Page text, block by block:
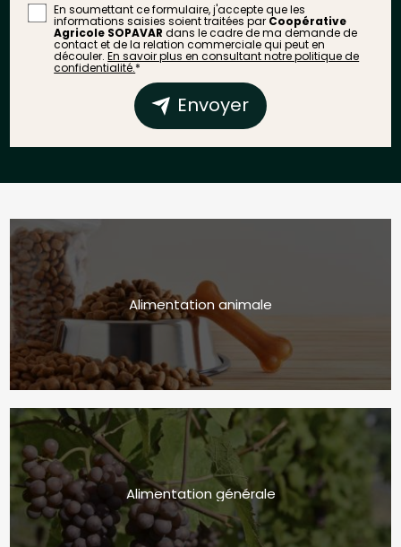
En soumettant ce formulaire, j'accepte que les
informations saisies soient traitées par Coopérative
Agricole SOPAVAR dans le cadre de ma demande de
contact et de la relation commerciale qui peut en
découler.En savoir plus en consultant notre politique de
confidentialité.*
Envoyer
Alimentation animale
Alimentation générale